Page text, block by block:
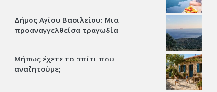
Δήμος Αγίου Βασιλείου: Μια
προαναγγελθείσα τραγωδία
Μήπως έχετε το σπίτι που
αναζητούμε;